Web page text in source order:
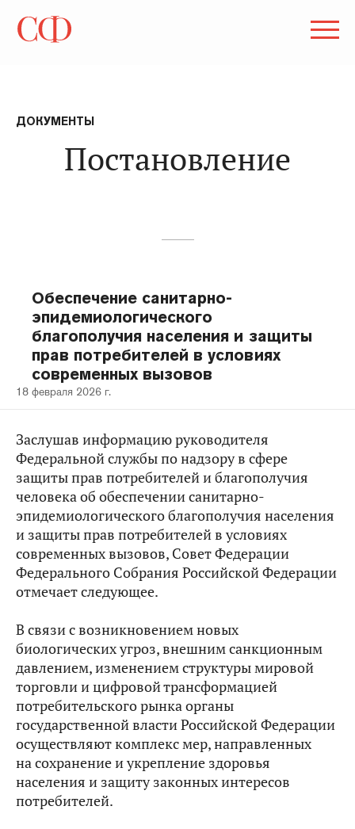
ДОКУМЕНТЫ
Постановление
Обеспечение санитарно-
эпидемиологического
благополучия населения и защиты
прав потребителей в условиях
современных вызовов
18 февраля 2026 г.
Заслушав информацию руководителя
Федеральной службы по надзору в сфере
защиты прав потребителей и благополучия
человека об обеспечении санитарно-
эпидемиологического благополучия населения
и защиты прав потребителей в условиях
современных вызовов, Совет Федерации
Федерального Собрания Российской Федерации
отмечает следующее.
В связи с возникновением новых
биологических угроз, внешним санкционным
давлением, изменением структуры мировой
торговли и цифровой трансформацией
потребительского рынка органы
государственной власти Российской Федерации
осуществляют комплекс мер, направленных
на сохранение и укрепление здоровья
населения и защиту законных интересов
потребителей.